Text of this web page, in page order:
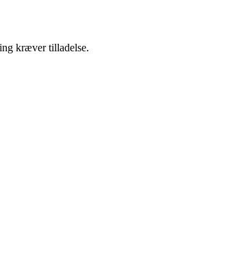
kræver tilladelse.